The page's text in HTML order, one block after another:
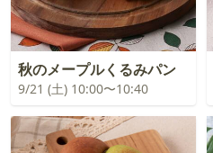
秋のメープルくるみパン
9/21 (土) 10:00〜10:40